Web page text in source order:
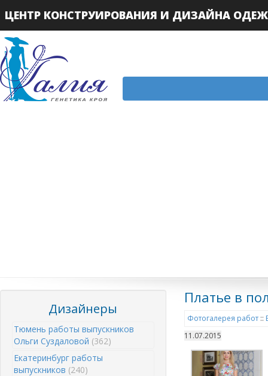
ЦЕНТР КОНСТРУИРОВАНИЯ И ДИЗАЙНА
Дизайнеры
Тюмень работы выпускников
Ольги Суздаловой (362)
Екатеринбург работы
выпускников (240)
Платье в
Фотогалерея работ::
11.07.2015